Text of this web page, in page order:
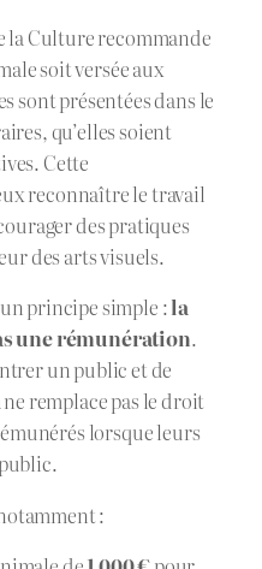
la Culture recommande
soit versée aux
sont présentées dans le
qu’elles soient
Cette
reconnaître le travail
des pratiques
des arts visuels.
principe simple :la
une rémunération.
un public et de
remplace pas le droit
lorsque leurs
: